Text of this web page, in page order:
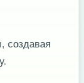
создавая